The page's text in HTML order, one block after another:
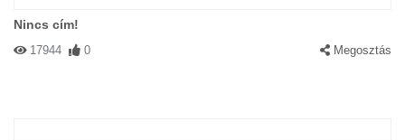
Nincs cím!
17944 0 Megosztás